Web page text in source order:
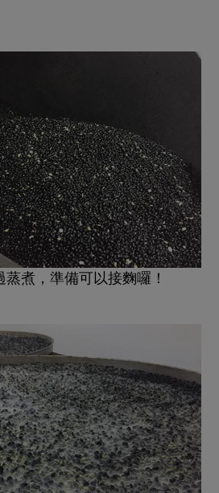
煮，準備可以接麴囉！